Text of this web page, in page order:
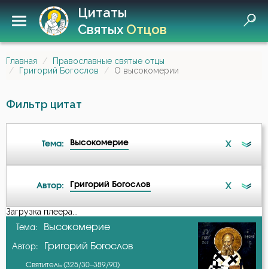
Цитаты
СвятыхОтцов
Главная
Православные святые отцы
Григорий Богослов
О высокомерии
Фильтр цитат
Тема: Высокомерие X
Ангел
Беда
Автор: Григорий Богослов X
А-я
Авва Дорофей
Загрузка плеера...
Тема: Высокомерие
Автор: Григорий Богослов
Святитель (325/30–389/90)